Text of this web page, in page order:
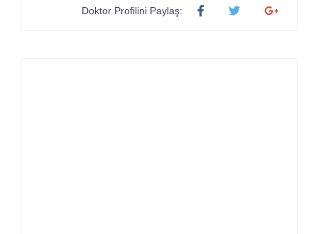
Doktor Profilini Paylaş: